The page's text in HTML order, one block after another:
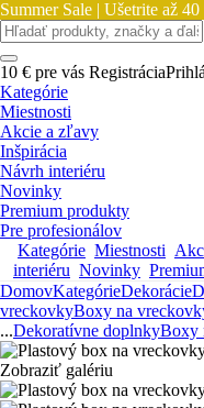
Summer Sale | Ušetrite až
10 € pre vás Registrácia
Kategórie
Miestnosti
Akcie a zľavy
Inšpirácia
Návrh interiéru
Novinky
Premium produkty
Pre profesionálov
Kategórie Miestnosti
interiéru Novinky
DomovKategórieDekorácie
vreckovkyBoxy na
...Dekoratívne doplnkyBoxy
Zobraziť galériu